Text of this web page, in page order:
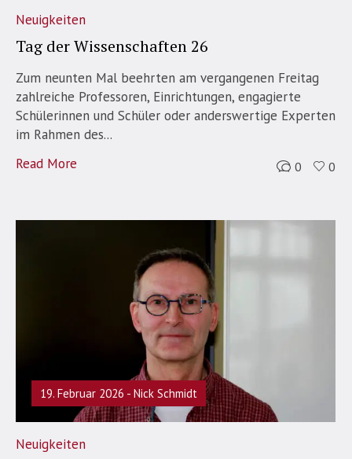
Neuigkeiten
Tag der Wissenschaften 26
Zum neunten Mal beehrten am vergangenen Freitag
zahlreiche Professoren, Einrichtungen, engagierte
Schülerinnen und Schüler oder anderswertige Experten
im Rahmen des...
Read More
0 0
19. Februar 2026 Nick Schmidt
Neuigkeiten